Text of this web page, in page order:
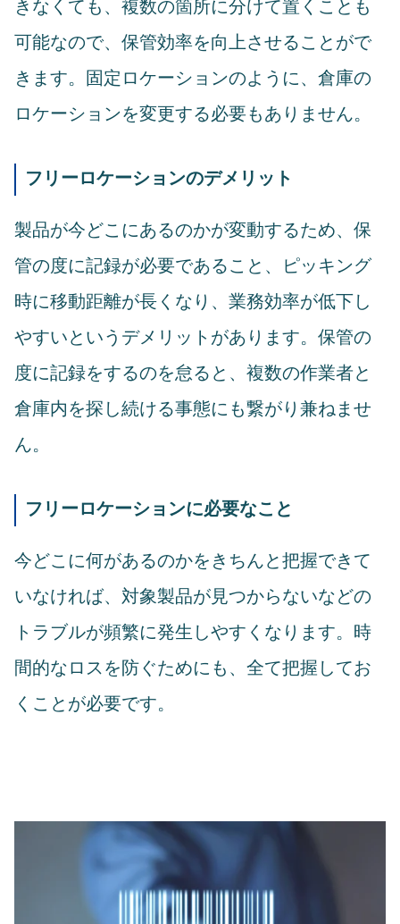
きなくても、複数の箇所に分けて置くことも
可能なので、保管効率を向上させることがで
きます。固定ロケーションのように、倉庫の
ロケーションを変更する必要もありません。
フリーロケーションのデメリット
製品が今どこにあるのかが変動するため、保
管の度に記録が必要であること、ピッキング
時に移動距離が長くなり、業務効率が低下し
やすいというデメリットがあります。保管の
度に記録をするのを怠ると、複数の作業者と
倉庫内を探し続ける事態にも繋がり兼ねませ
ん。
フリーロケーションに必要なこと
今どこに何があるのかをきちんと把握できて
いなければ、対象製品が見つからないなどの
トラブルが頻繁に発生しやすくなります。時
間的なロスを防ぐためにも、全て把握してお
くことが必要です。